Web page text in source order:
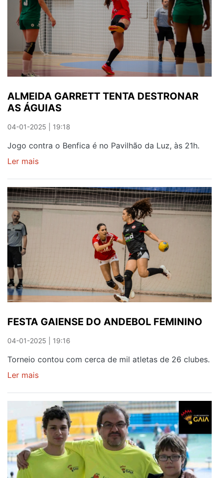
DE
FIM
DE
ANO
ALMEIDA GARRETT TENTA DESTRONAR
AS ÁGUIAS
04-01-2025 | 19:18
Jogo contra o Benfica é no Pavilhão da Luz, às 21h.
Ler mais
GARRETT
TENTA
DESTRONAR
FESTA GAIENSE DO ANDEBOL FEMININO
04-01-2025 | 19:16
Torneio contou com cerca de mil atletas de 26 clubes.
Ler mais
GAIENSE
DO
ANDEBOL
FEMININO